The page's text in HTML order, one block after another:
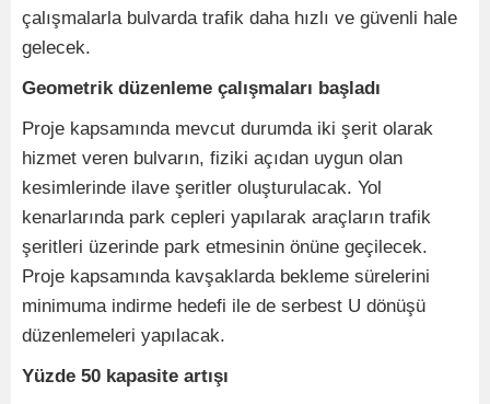
çalışmalarla bulvarda trafik daha hızlı ve güvenli hale
gelecek.
Geometrik düzenleme çalışmaları başladı
Proje kapsamında mevcut durumda iki şerit olarak
hizmet veren bulvarın, fiziki açıdan uygun olan
kesimlerinde ilave şeritler oluşturulacak. Yol
kenarlarında park cepleri yapılarak araçların trafik
şeritleri üzerinde park etmesinin önüne geçilecek.
Proje kapsamında kavşaklarda bekleme sürelerini
minimuma indirme hedefi ile de serbest U dönüşü
düzenlemeleri yapılacak.
Yüzde 50 kapasite artışı